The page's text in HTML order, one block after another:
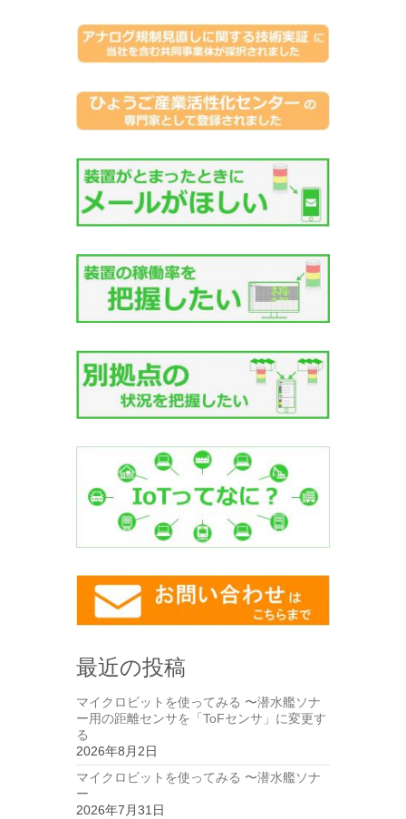
最近の投稿
マイクロビットを使ってみる 〜潜水艦ソナ
ー用の距離センサを「ToFセンサ」に変更す
る
2026年8月2日
マイクロビットを使ってみる 〜潜水艦ソナ
ー
2026年7月31日